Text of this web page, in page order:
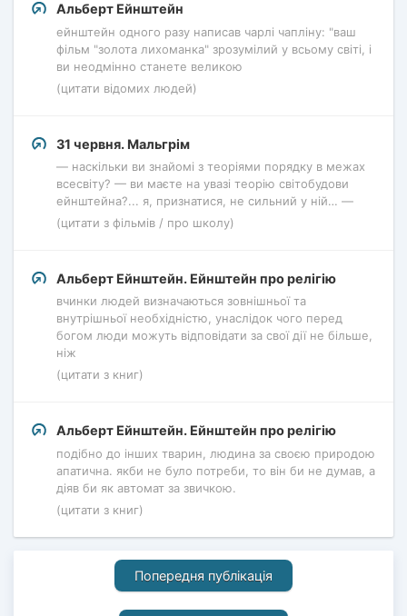
Альберт Ейнштейн
ейнштейн одного разу написав чарлі чапліну: "ваш
фільм "золота лихоманка" зрозумілий у всьому світі, і
ви неодмінно станете великою
(цитати відомих людей)
31 червня. Мальгрім
— наскільки ви знайомі з теоріями порядку в межах
всесвіту? — ви маєте на увазі теорію світобудови
ейнштейна?... я, признатися, не сильний у ній… —
(цитати з фільмів / про школу)
Альберт Ейнштейн. Ейнштейн про релігію
вчинки людей визначаються зовнішньої та
внутрішньої необхідністю, унаслідок чого перед
богом люди можуть відповідати за свої дії не більше,
ніж
(цитати з книг)
Альберт Ейнштейн. Ейнштейн про релігію
подібно до інших тварин, людина за своєю природою
апатична. якби не було потреби, то він би не думав, а
діяв би як автомат за звичкою.
(цитати з книг)
Попередня публікація